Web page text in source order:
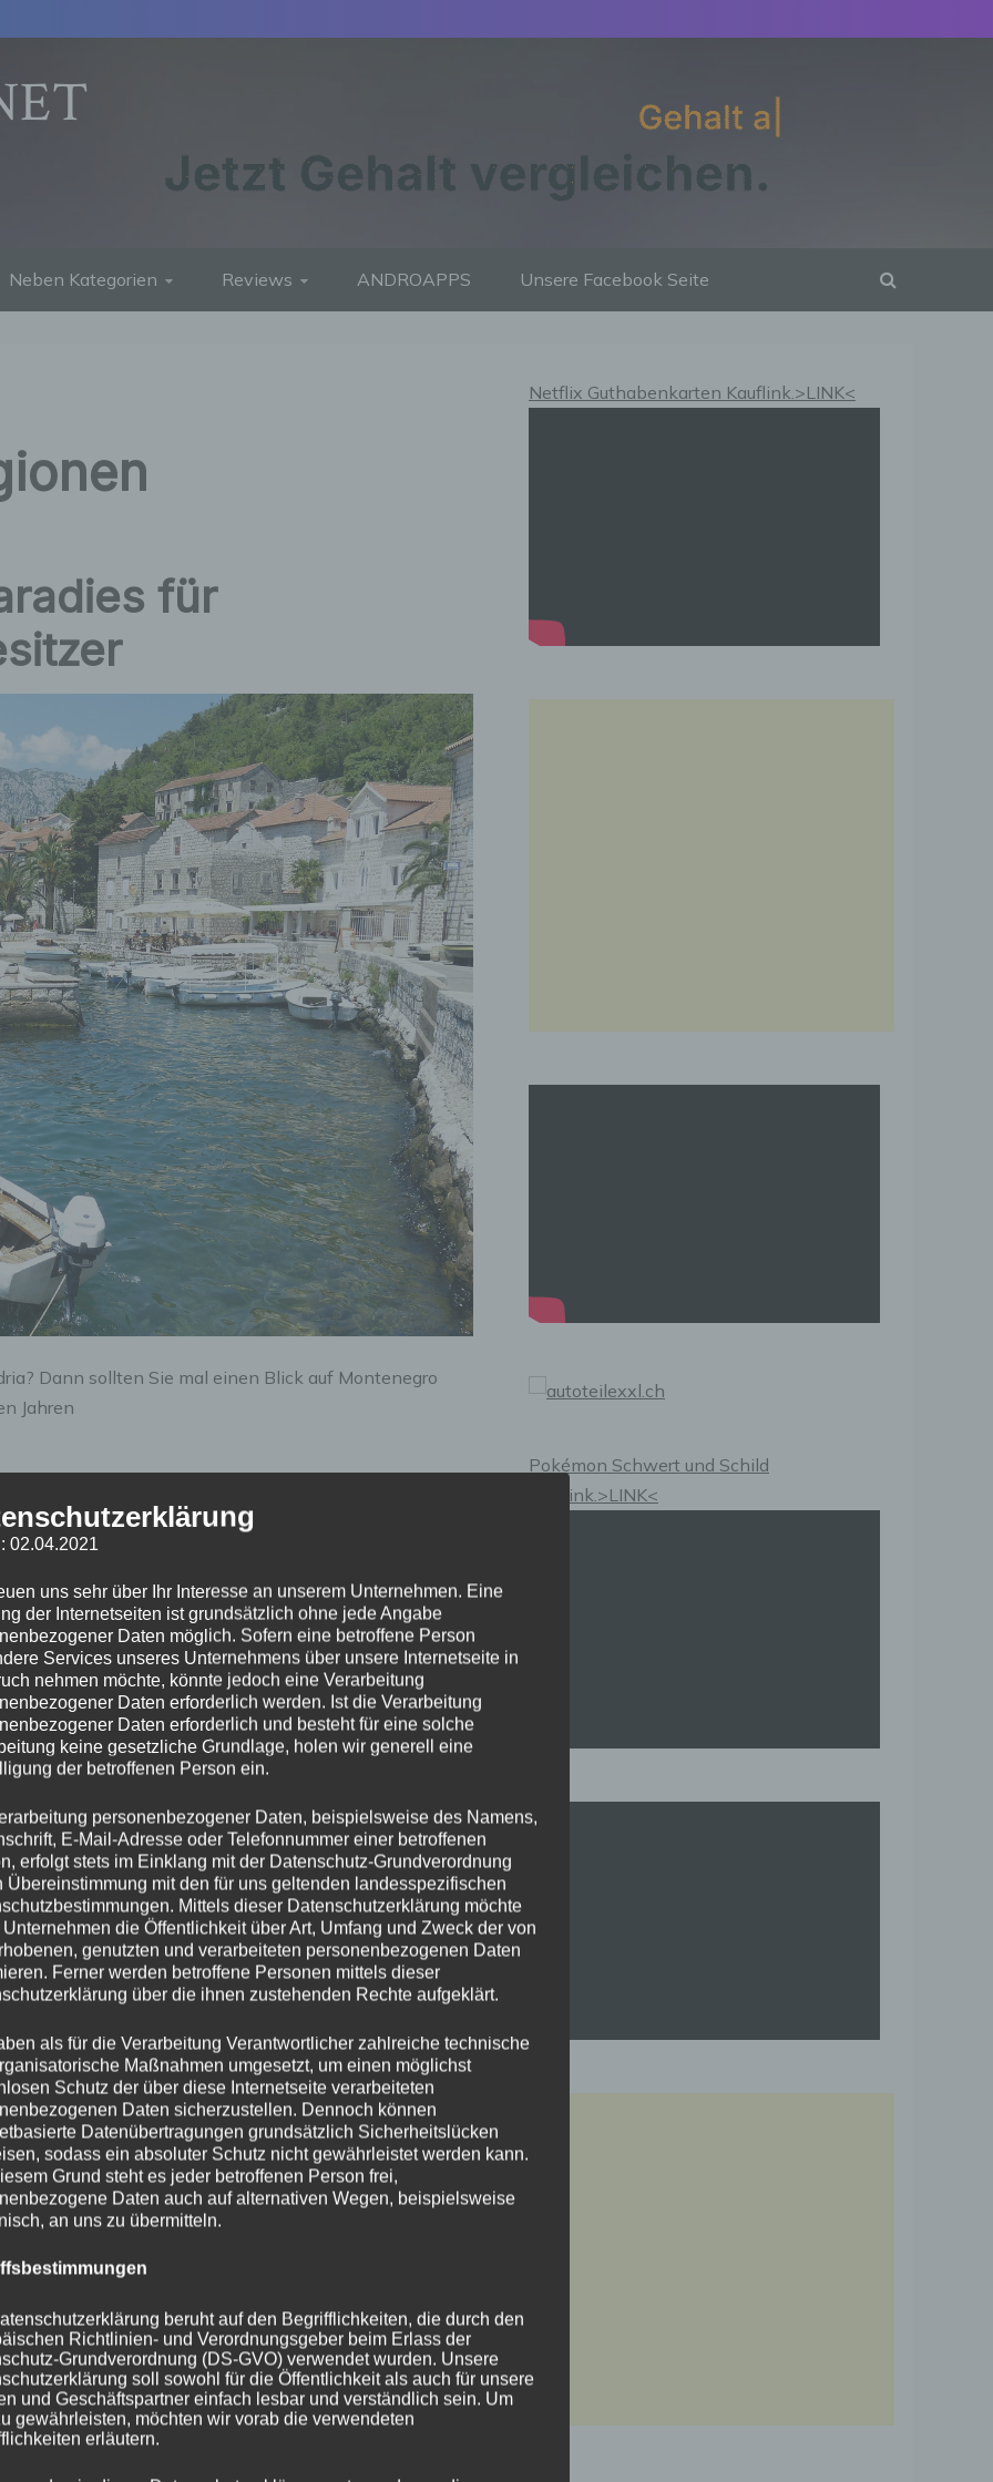
Neben Kategorien Reviews ANDROAPPS Unsere Facebook Seite
für
Dann sollten Sie mal einen Blick auf Montenegro
Jahren
Linkedin
Netflix Guthabenkarten Kauflink.>LINK<
Pokémon Schwert und Schild
Kauflink.>LINK<
02.04.2021
uns sehr über Ihr Interesse an unserem Unternehmen. Eine
der Internetseiten ist grundsätzlich ohne jede Angabe
Daten möglich. Sofern eine betroffene Person
Services unseres Unternehmens über unsere Internetseite in
nehmen möchte, könnte jedoch eine Verarbeitung
Daten erforderlich werden. Ist die Verarbeitung
Daten erforderlich und besteht für eine solche
keine gesetzliche Grundlage, holen wir generell eine
der betroffenen Person ein.
personenbezogener Daten, beispielsweise des Namens,
E-Mail-Adresse oder Telefonnummer einer betroffenen
erfolgt stets im Einklang mit der Datenschutz-Grundverordnung
Übereinstimmung mit den für uns geltenden landesspezifischen
Mittels dieser Datenschutzerklärung möchte
Unternehmen die Öffentlichkeit über Art, Umfang und Zweck der von
genutzten und verarbeiteten personenbezogenen Daten
Ferner werden betroffene Personen mittels dieser
über die ihnen zustehenden Rechte aufgeklärt.
als für die Verarbeitung Verantwortlicher zahlreiche technische
Maßnahmen umgesetzt, um einen möglichst
Schutz der über diese Internetseite verarbeiteten
Daten sicherzustellen. Dennoch können
Datenübertragungen grundsätzlich Sicherheitslücken
sodass ein absoluter Schutz nicht gewährleistet werden kann.
Grund steht es jeder betroffenen Person frei,
Daten auch auf alternativen Wegen, beispielsweise
an uns zu übermitteln.
beruht auf den Begrifflichkeiten, die durch den
Richtlinien- und Verordnungsgeber beim Erlass der
Grundverordnung (DS-GVO) verwendet wurden. Unsere
soll sowohl für die Öffentlichkeit als auch für unsere
und Geschäftspartner einfach lesbar und verständlich sein. Um
gewährleisten, möchten wir vorab die verwendeten
erläutern.